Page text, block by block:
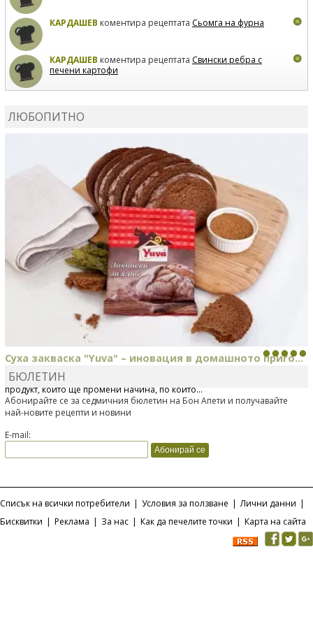
КАРДАШЕВ коментира рецептата Сьомга на фурна
КАРДАШЕВ коментира рецептата Свински ребра с
печени картофи
ЛЮБОПИТНО
Суха закваска "Yuva" – иновация в домашното приго...
Отскоро Лесафр България стартира предлагането на изцяло нов
продукт, който ще промени начина, по който...
БЮЛЕТИН
Абонирайте се за седмичния бюлетин на Бон Апети и получавайте
най-новите рецепти и новини
E-mail:
Списък на всички потребители | Условия за ползване | Лични данни |
Бисквитки | Реклама | За нас | Как да печелите точки | Карта на сайта